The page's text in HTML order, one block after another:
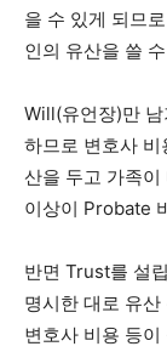
을 수 있게 되므
인의 유산을 쓸
Will(유언장)만
하므로 변호사
산을 두고 가족
이상이 Probate
반면 Trust를 설
명시한 대로 유
변호사 비용 등